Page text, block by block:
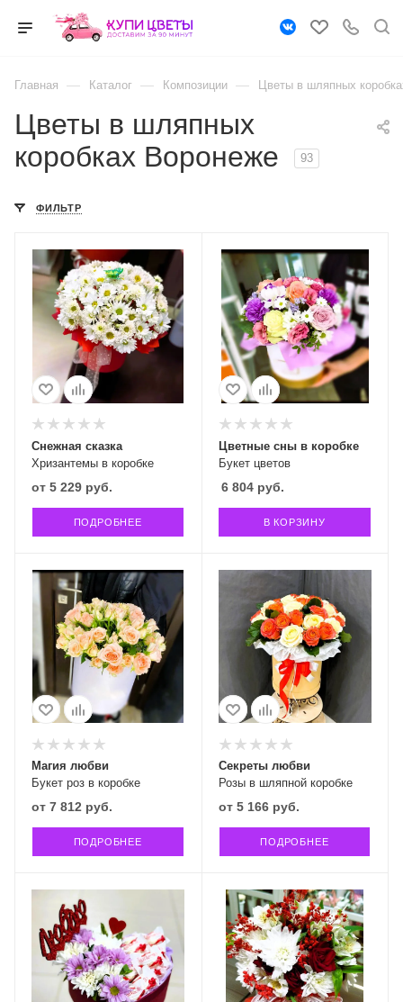
Главная — Каталог — Композиции — Цветы в шляпных
Цветы в шляпных
коробках Воронеже
93
ФИЛЬТР
Хризантемы в коробке
Снежная сказка
от 5 229 руб.
ПОДРОБНЕЕ
Букет цветов
Цветные сны в коробке
6 804руб.
В КОРЗИНУ
Букет роз в коробке
Магия любви
от 7 812 руб.
ПОДРОБНЕЕ
Розы в шляпной коробке
Секреты любви
от 5 166 руб.
ПОДРОБНЕЕ